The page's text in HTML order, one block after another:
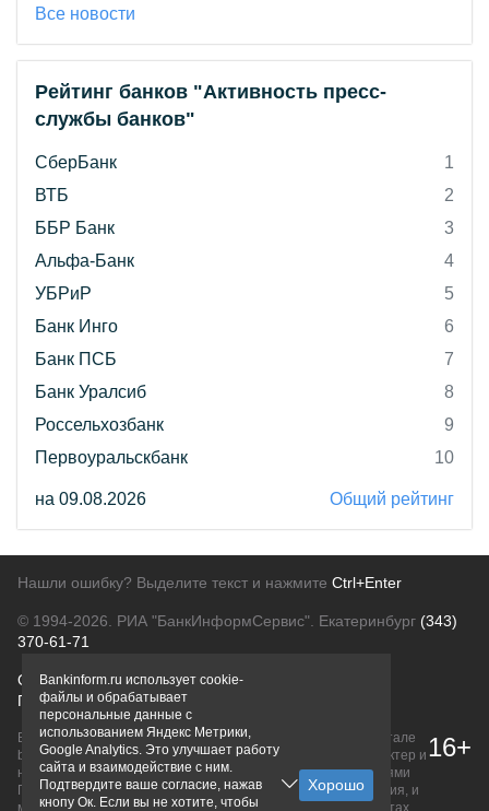
Все новости
Рейтинг банков "Активность пресс-
службы банков"
СберБанк
1
ВТБ
2
ББР Банк
3
Альфа-Банк
4
УБРиР
5
Банк Инго
6
Банк ПСБ
7
Банк Уралсиб
8
Россельхозбанк
9
Первоуральскбанк
10
на 09.08.2026 Общий рейтинг
Нашли ошибку? Выделите текст и нажмите Ctrl+Enter
© 1994-2026. РИА "БанкИнформСервис". Екатеринбург (343)
370-61-71
О проектеПолитика конфиденциальности
Правовая информацияДля рекламодателей
Вся информация о продуктах банков, размещенная на портале
bankinform.ru, носит исключительно ознакомительный характер и
не является публичной офертой, определяемой положениями
ГК РФ. Информация не содержит точного и полного описания, и
может быть изменена. Конечные условия уточняйте на сайтах
16+
Bankinform.ru использует cookie-
файлы и обрабатывает
персональные данные с
использованием Яндекс Метрики,
Google Analytics. Это улучшает работу
сайта и взаимодействие с ним.
Подтвердите ваше согласие, нажав
кнопу Ок. Если вы не хотите, чтобы